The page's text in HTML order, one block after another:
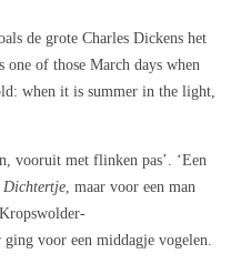
de grote Charles Dickens het
one of those March days when
when it is summer in the light,
vooruit met flinken pas’. ‘Een
Dichtertje , maar voor een man
voor een middagje vogelen.